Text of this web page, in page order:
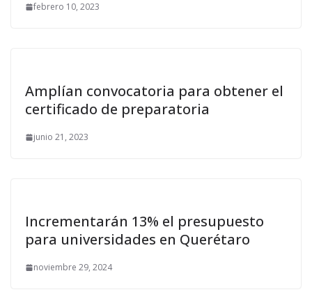
febrero 10, 2023
Amplían convocatoria para obtener el
certificado de preparatoria
junio 21, 2023
Incrementarán 13% el presupuesto
para universidades en Querétaro
noviembre 29, 2024